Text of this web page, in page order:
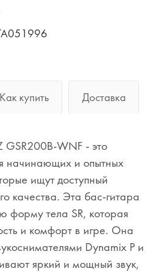
Как купить Доставка
GSR200B-WNF - это
начинающих и опытных
ищут доступный
качества. Эта бас-гитара
форму тела SR, которая
и комфорт в игре. Она
Dynamix P и
яркий и мощный звук,